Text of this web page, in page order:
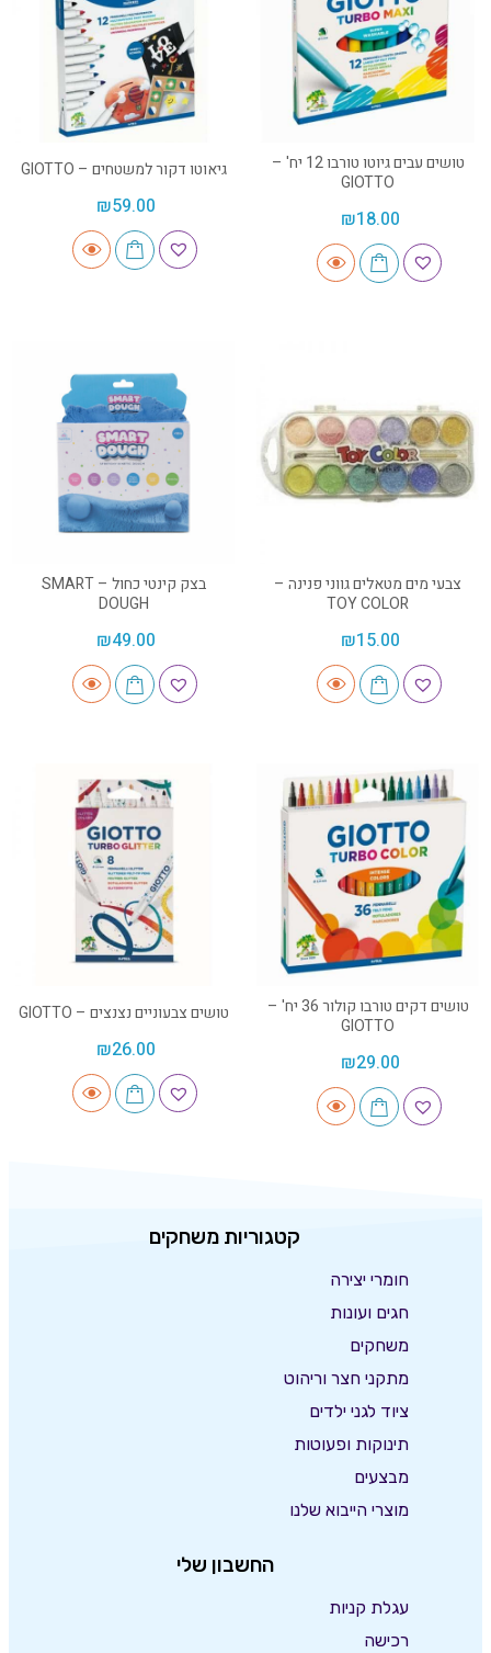
טושים עבים גיוטו טורבו 12 יח' –
GIOTTO
₪18.00
גיאוטו דקור למשטחים – GIOTTO
₪59.00
צבעי מים מטאלים גווני פנינה –
TOY COLOR
₪15.00
בצק קינטי כחול – SMART
DOUGH
₪49.00
טושים דקים טורבו קולור 36 יח' –
GIOTTO
₪29.00
טושים צבעוניים נצנצים – GIOTTO
₪26.00
קטגוריות משחקים
חומרי יצירה
חגים ועונות
משחקים
מתקני חצר וריהוט
ציוד לגני ילדים
תינוקות ופעוטות
מבצעים
מוצרי הייבוא שלנו
החשבון שלי
עגלת קניות
רכישה